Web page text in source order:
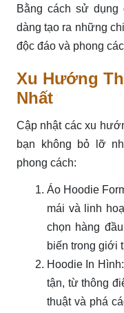
Bằng cách sử dụng
dàng tạo ra những
độc đáo và phong
Xu Hướng
Nhất
Cập nhật các xu
bạn không bỏ lỡ
phong cách:
Áo Hoodie
mái và linh
chọn hàng
biến trong giới
Hoodie In
tận, từ thông
thuật và phá